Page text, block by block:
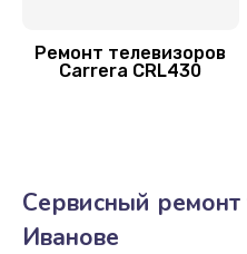
Замена
Ремонт телевизоров
Carrera CRL430
Сервисный ремонт
Иванове